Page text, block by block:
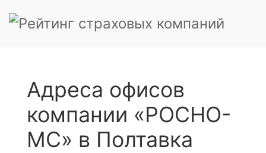
Адреса офисов
компании «РОСНО-
МС» в Полтавка